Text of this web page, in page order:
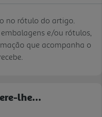
no rótulo do artigo.
e/ou rótulos,
que acompanha o
lhe...